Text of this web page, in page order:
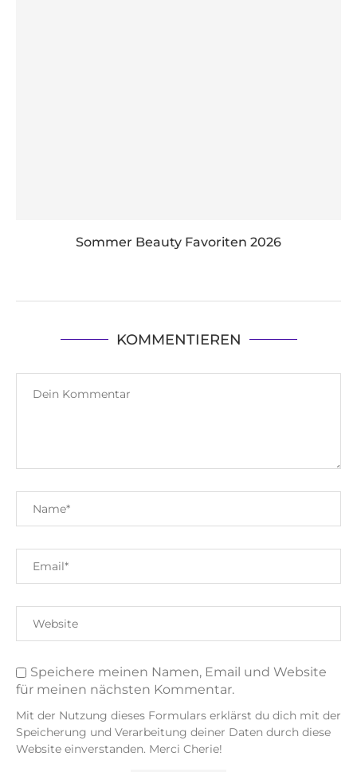
Sommer Beauty Favoriten 2026
KOMMENTIEREN
Speichere meinen Namen, Email und Website
für meinen nächsten Kommentar.
Mit der Nutzung dieses Formulars erklärst du dich mit der
Speicherung und Verarbeitung deiner Daten durch diese
Website einverstanden. Merci Cherie!